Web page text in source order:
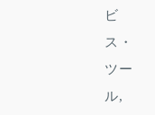
ビ
ス・
ツー
ル